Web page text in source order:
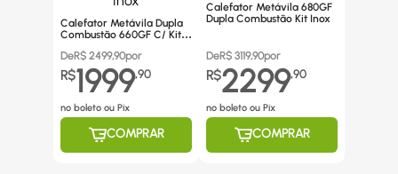
Calefator Metávila Dupla
Combustão 660GF C/ Kit
DeR$ 2499,90por
R$1999,90
no boleto ou Pix
COMPRAR
Calefator Metávila 680GF
Dupla Combustão Kit Inox
DeR$ 3119,90por
R$2299,90
no boleto ou Pix
COMPRAR